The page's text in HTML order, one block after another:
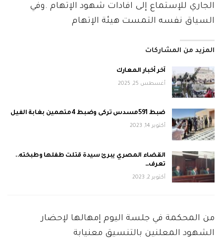
الجاري للإستماع إلى افادات شهود الإتهام .وفي
السياق نفسه التمست هيئة الإتهام
المزيد من المشاركات
آخر أخبار المعارك
أغسطس 25, 2025
ضبط 591مسدس تركى وضبط 4متهمين بغابة الفيل
أكتوبر 14, 2023
القضاء المصري يبرئ سيدة قتلت طفلها وطبخته..
تعرف…
أكتوبر 2, 2023
من المحكمة في جلسة اليوم إمهالها لإحضار
الشهود المعلنين بالتنسيق معنيابة